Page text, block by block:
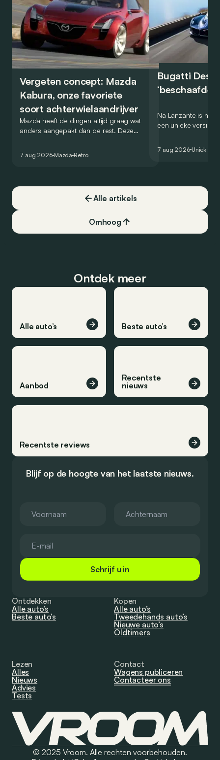
Vergeten concept: Mazda
Kabura, onze favoriete
soort achterwielaandrijver
Mazda heeft de dingen altijd graag wat
anders aangepakt dan de rest. Deze
7 aug 2026 Mazda Retro
Bugatti
‘beschaafde’
Na Lanzante is het
een unieke versie
7 aug 2026 Uniek
Alle artikels
Omhoog
Ontdek meer
Alle auto’s Beste auto’s
Aanbod
Recentste
nieuws
Recentste reviews
Blijf op de hoogte van het laatste nieuws.
Schrijf u in
Ontdekken
Alle auto’s
Beste auto’s
Kopen
Alle auto’s
Tweedehands auto’s
Nieuwe auto’s
Oldtimers
Lezen
Alles
Nieuws
Advies
Tests
Contact
Wagens publiceren
Contacteer ons
© 2025 Vroom. Alle rechten voorbehouden.